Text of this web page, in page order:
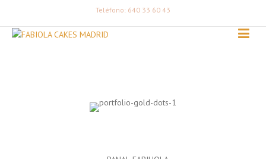
Teléfono: 640 33 60 43